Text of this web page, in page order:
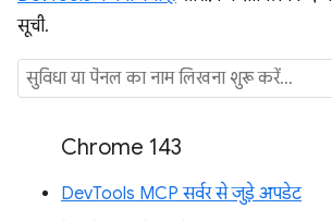
सूची.
Chrome 143
DevTools MCP सर्वर से जुड़े अपडेट